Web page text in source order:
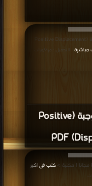
كتاب ماكينات الإزاحة الموجبة (Positive
قراءة و تحميل كتاب كتاب ماكينات الإزاحة الموجبة (Positive Displacement
مباشرة | التحميل : مرة/مرات
كتب في اكبر